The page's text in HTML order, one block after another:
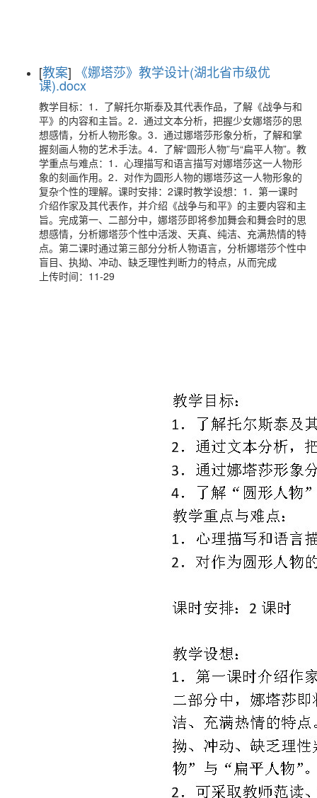
[教案] 《娜塔莎》教学设计(湖北省市级优
课).docx
教学目标：1．了解托尔斯泰及其代表作品，了解《战争与和
平》的内容和主旨。2．通过文本分析，把握少女娜塔莎的思
想感情，分析人物形象。3．通过娜塔莎形象分析，了解和掌
握刻画人物的艺术手法。4．了解“圆形人物”与“扁平人物”。教
学重点与难点：1．心理描写和语言描写对娜塔莎这一人物形
象的刻画作用。2．对作为圆形人物的娜塔莎这一人物形象的
复杂个性的理解。课时安排：2课时教学设想：1．第一课时
介绍作家及其代表作，并介绍《战争与和平》的主要内容和主
旨。完成第一、二部分中，娜塔莎即将参加舞会和舞会时的思
想感情，分析娜塔莎个性中活泼、天真、纯洁、充满热情的特
点。第二课时通过第三部分分析人物语言，分析娜塔莎个性中
盲目、执拗、冲动、缺乏理性判断力的特点，从而完成
上传时间：11-29